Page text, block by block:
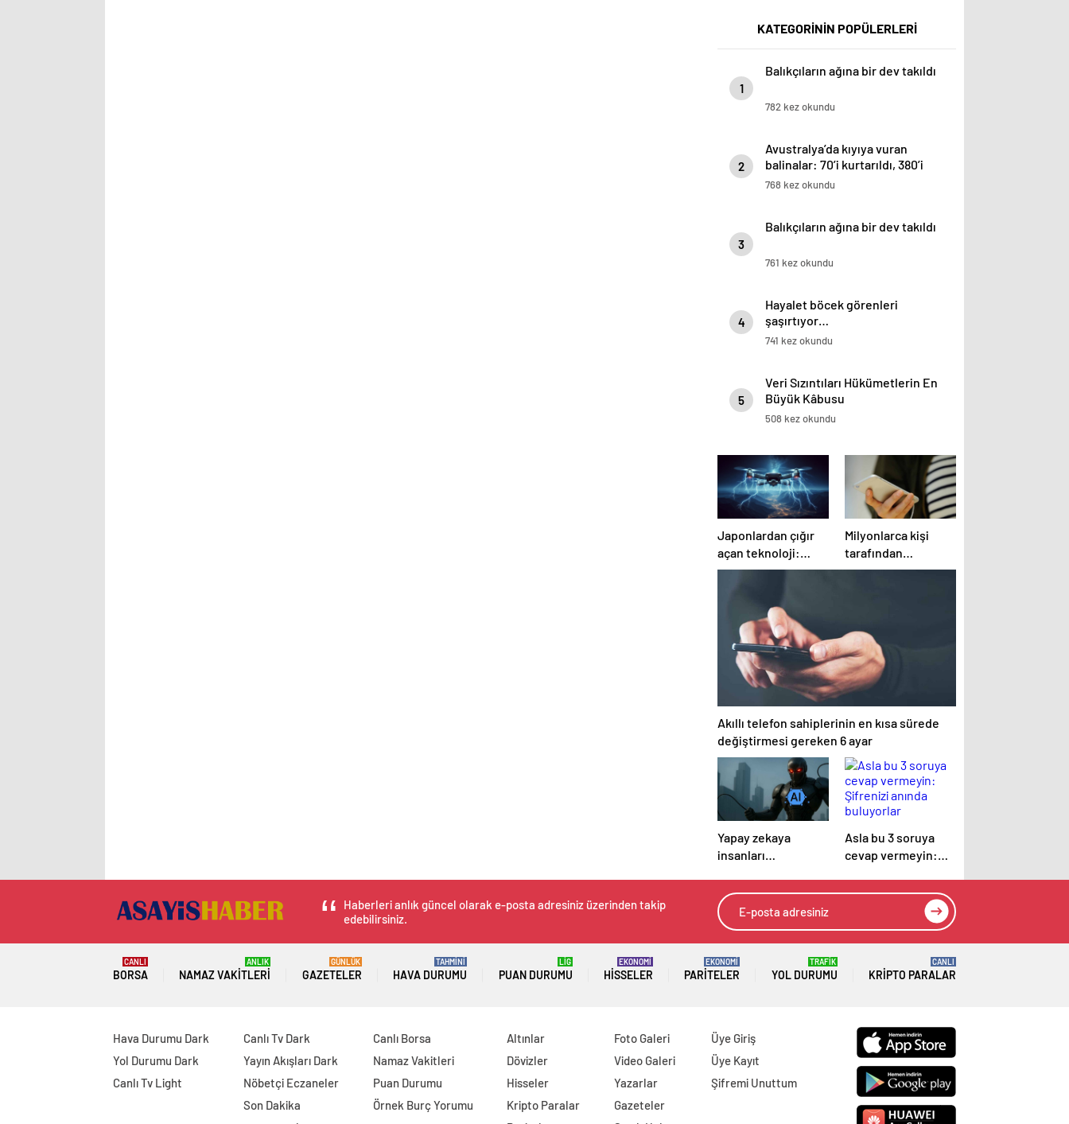
KATEGORİNİN POPÜLERLERİ
1
Balıkçıların ağına bir dev takıldı
782 kez okundu
2
Avustralya’da kıyıya vuran
balinalar: 70’i kurtarıldı, 380’i
öldü
768 kez okundu
3
Balıkçıların ağına bir dev takıldı
761 kez okundu
4
Hayalet böcek görenleri
şaşırtıyor…
741 kez okundu
5
Veri Sızıntıları Hükümetlerin En
Büyük Kâbusu
508 kez okundu
Japonlardan çığır
açan teknoloji:
‘Gökyüzündeki
paratoner’
Milyonlarca kişi
tarafından
kullanılan
Akıllı telefon sahiplerinin en kısa sürede
değiştirmesi gereken 6 ayar
Yapay zekaya
insanları
soruldu: Cevap
tüyler ürpertici!
Asla bu 3 soruya
cevap vermeyin:
buluyorlar
Haberleri anlık güncel olarak e-posta adresiniz üzerinden takip
edebilirsiniz.
BORSA
CANLI
NAMAZ VAKITLERI
ANLIK
GAZETELER
GÜNLÜK
HAVA DURUMU
TAHMİNİ
PUAN DURUMU
LİG
HISSELER
EKONOMİ
PARITELER
EKONOMİ
YOL DURUMU
TRAFİK
KRIPTO PARALAR
CANLI
Hava Durumu Dark
Yol Durumu Dark
Canlı Tv Light
Canlı Tv Dark
Yayın Akışları Dark
Nöbetçi Eczaneler
Son Dakika
Canlı Borsa
Namaz Vakitleri
Puan Durumu
Örnek Burç Yorumu
Altınlar
Dövizler
Hisseler
Kripto Paralar
Foto Galeri
Video Galeri
Yazarlar
Gazeteler
Üye Giriş
Üye Kayıt
Şifremi Unuttum